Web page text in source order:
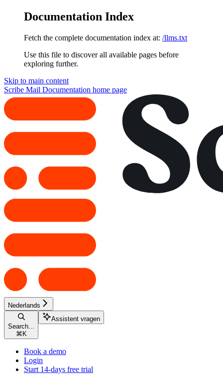
Documentation Index
Fetch the complete documentation index at: /llms.txt
Use this file to discover all available pages before
exploring further.
Skip to main content
Scribe Mail Documentation home page
Nederlands
Search...
⌘ K
Assistent vragen
Book a demo
Login
Start 14-days free trial